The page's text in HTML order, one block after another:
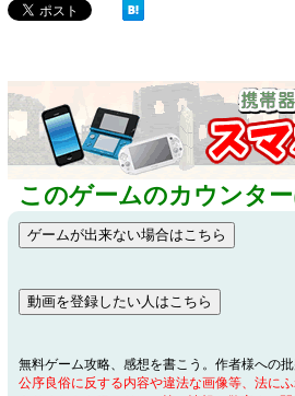
このゲームのカウンタ
無料ゲーム攻略、感想を書こう。作者様への批
公序良俗に反する内容や違法な画像等、法に